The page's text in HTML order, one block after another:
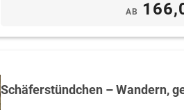
AB
Schäferstündchen – Wandern,